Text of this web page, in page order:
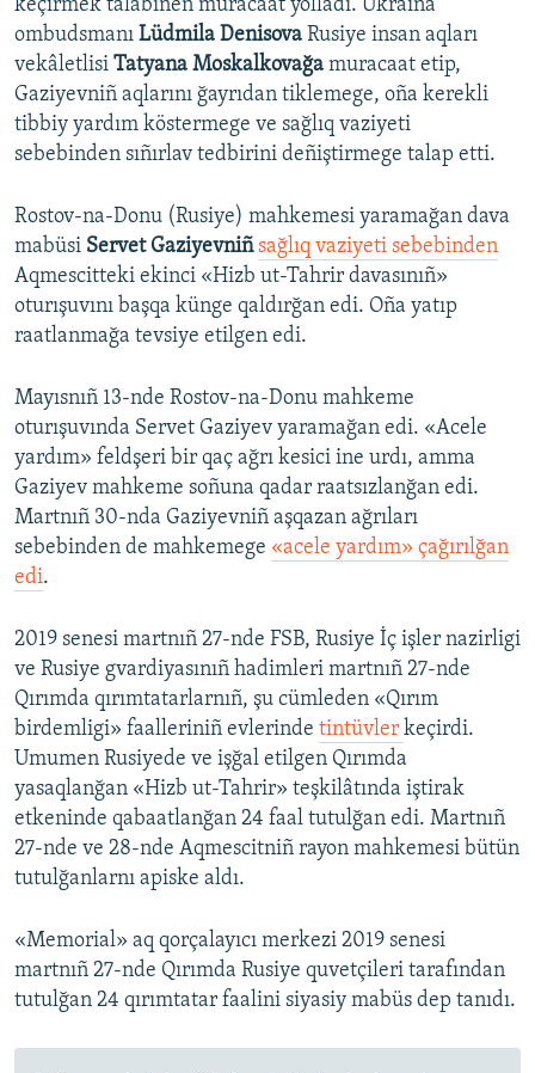
keçirmek talabınen muracaat yolladı. Ukraina
ombudsmanı Lüdmila Denisova Rusiye insan aqları
vekâletlisi Tatyana Moskalkovağa muracaat etip,
Gaziyevniñ aqlarını ğayrıdan tiklemege, oña kerekli
tibbiy yardım köstermege ve sağlıq vaziyeti
sebebinden sıñırlav tedbirini deñiştirmege talap etti.
Rostov-na-Donu (Rusiye) mahkemesi yaramağan dava
mabüsi Servet Gaziyevniñsağlıq vaziyeti sebebinden
Aqmescitteki ekinci «Hizb ut-Tahrir davasınıñ»
oturışuvını başqa künge qaldırğan edi. Oña yatıp
raatlanmağa tevsiye etilgen edi.
Mayısnıñ 13-nde Rostov-na-Donu mahkeme
oturışuvında Servet Gaziyev yaramağan edi. «Acele
yardım» feldşeri bir qaç ağrı kesici ine urdı, amma
Gaziyev mahkeme soñuna qadar raatsızlanğan edi.
Martnıñ 30-nda Gaziyevniñ aşqazan ağrıları
sebebinden de mahkemege «acele yardım» çağırılğan
edi.
2019 senesi martnıñ 27-nde FSB, Rusiye İç işler nazirligi
ve Rusiye gvardiyasınıñ hadimleri martnıñ 27-nde
Qırımda qırımtatarlarnıñ, şu cümleden «Qırım
birdemligi» faalleriniñ evlerinde tintüvler keçirdi.
Umumen Rusiyede ve işğal etilgen Qırımda
yasaqlanğan «Hizb ut-Tahrir» teşkilâtında iştirak
etkeninde qabaatlanğan 24 faal tutulğan edi. Martnıñ
27-nde ve 28-nde Aqmescitniñ rayon mahkemesi bütün
tutulğanlarnı apiske aldı.
«Memorial» aq qorçalayıcı merkezi 2019 senesi
martnıñ 27-nde Qırımda Rusiye quvetçileri tarafından
tutulğan 24 qırımtatar faalini siyasiy mabüs dep tanıdı.